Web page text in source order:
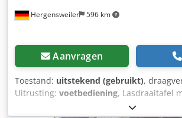
Hergensweiler 596 km
Aanvragen
Toestand: uitstekend (gebruikt),
Uitrusting: voetbediening, Lasdraaitafel
draagvermogen van 250 kg, 2 identieke